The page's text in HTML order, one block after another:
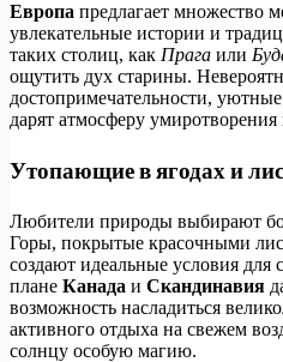
Европа предлагает множество
увлекательные истории и
таких столиц, как Прага или
ощутить дух старины.
достопримечательности,
дарят атмосферу
Утопающие в ягодах и
Любители природы выбирают
Горы, покрытые красочными
создают идеальные условия
плане Канада и Скандинавия
возможность насладиться
активного отдыха на свежем
солнцу особую магию.